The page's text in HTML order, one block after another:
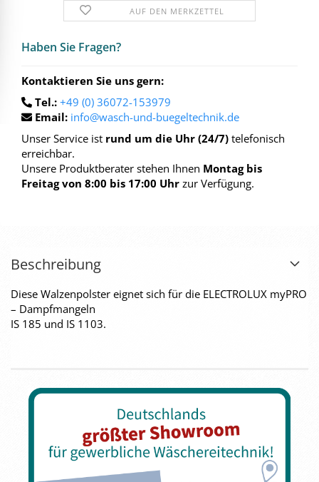
AUF DEN MERKZETTEL
Haben Sie Fra­gen?
Kontaktieren Sie uns gern:
Tel.: +49 (0) 36072-153979
Email: info@wasch-und-buegeltechnik.de
Unser Service ist rund um die Uhr (24/7) telefonisch
erreichbar.
Unsere Produktberater stehen Ihnen Montag bis
Freitag von 8:00 bis 17:00 Uhr zur Verfügung.
Beschreibung
Diese Walzenpolster eignet sich für die ELECTROLUX myPRO
– Dampfmangeln
IS 185 und IS 1103.